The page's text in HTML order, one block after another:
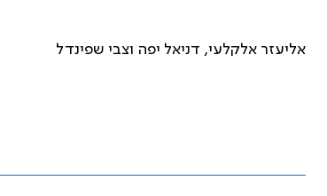
אליעזר אלקלעי, דניאל יפה וצבי שפינדל